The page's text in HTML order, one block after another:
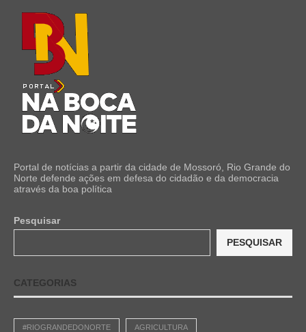
Portal de notícias a partir da cidade de Mossoró, Rio Grande do
Norte defende ações em defesa do cidadão e da democracia
através da boa política
Pesquisar
PESQUISAR
CATEGORIAS
#RIOGRANDEDONORTE AGRICULTURA